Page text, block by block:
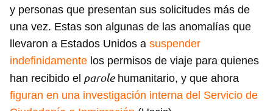
y personas que presentan sus solicitudes más de
una vez. Estas son algunas de las anomalías que
llevaron a Estados Unidos a suspender
indefinidamente los permisos de viaje para quienes
han recibido el parolehumanitario, y que ahora
figuran en una investigación interna del Servicio de